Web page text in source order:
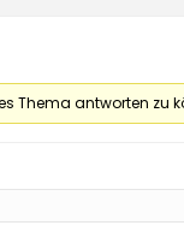
Thema antworten zu